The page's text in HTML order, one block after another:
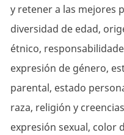
y retener a las mejores
diversidad de edad,
étnico,
expresión de género,
parental, estado
raza, religión y
expresión sexual, color